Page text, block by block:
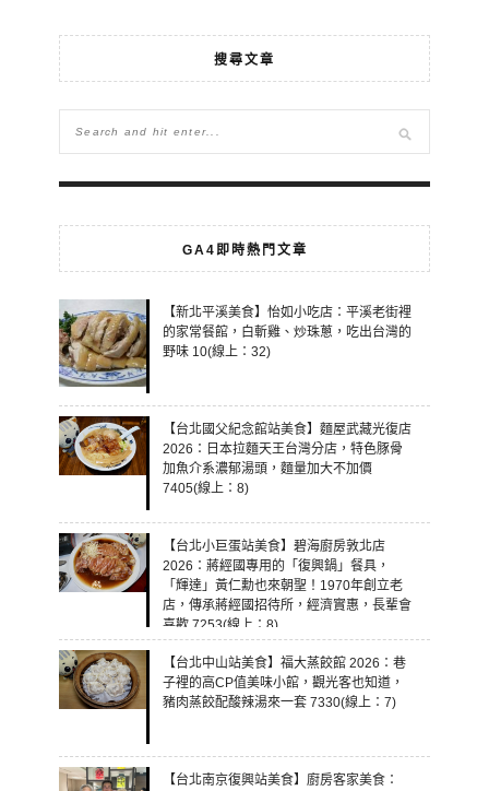
搜尋文章
GA4即時熱門文章
【新北平溪美食】怡如小吃店：平溪老街裡
的家常餐館，白斬雞、炒珠蔥，吃出台灣的
野味 10(線上：32)
【台北國父紀念館站美食】麵屋武藏光復店
2026：日本拉麵天王台灣分店，特色豚骨
加魚介系濃郁湯頭，麵量加大不加價
7405(線上：8)
【台北小巨蛋站美食】碧海廚房敦北店
2026：蔣經國專用的「復興鍋」餐具，
「輝達」黃仁勳也來朝聖！1970年創立老
店，傳承蔣經國招待所，經濟實惠，長輩會
喜歡 7253(線上：8)
【台北中山站美食】福大蒸餃館 2026：巷
子裡的高CP值美味小館，觀光客也知道，
豬肉蒸餃配酸辣湯來一套 7330(線上：7)
【台北南京復興站美食】廚房客家美食：